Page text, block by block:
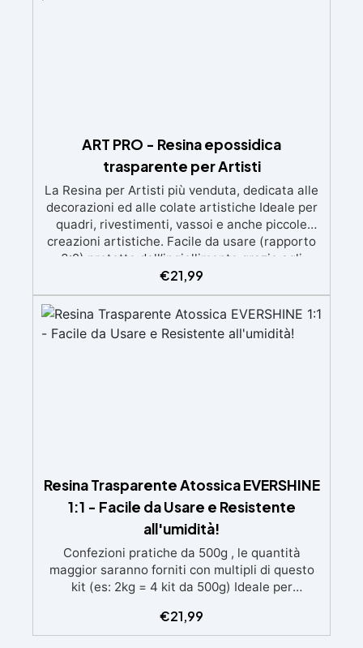
ART PRO - Resina epossidica
trasparente per Artisti
La Resina per Artisti più venduta, dedicata alle
decorazioni ed alle colate artistiche Ideale per
quadri, rivestimenti, vassoi e anche piccole
creazioni artistiche. Facile da usare (rapporto
3:2) protetta dall’ingiallimento grazie agli
speciali filtri UV Formula densa : non cola via,
mantenendo i design precisi e puliti. Indurisce
in 12-24h garantendo una superficie lucida e
brillante
€21,99
Resina Trasparente Atossica EVERSHINE
1:1 - Facile da Usare e Resistente
all'umidità!
Confezioni pratiche da 500g , le quantità
maggior saranno forniti con multipli di questo
kit (es: 2kg = 4 kit da 500g) Ideale per
inizia. Sempre lucida: garantisce una finitura
brillante e uniforme in ogni condizione.
€21,99